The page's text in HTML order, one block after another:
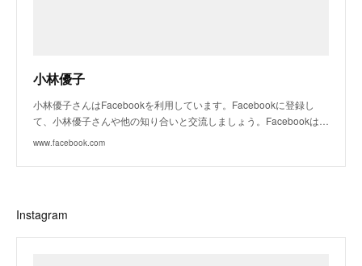
小林優子
小林優子さんはFacebookを利用しています。Facebookに登録し
て、小林優子さんや他の知り合いと交流しましょう。Facebookは…
www.facebook.com
Instagram